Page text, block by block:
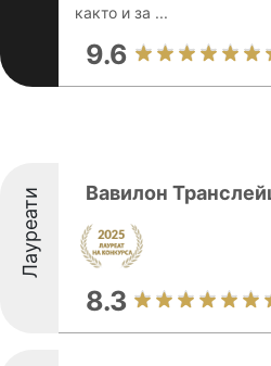
както и за ...
9.6
Лауреати Вавилон
8.3